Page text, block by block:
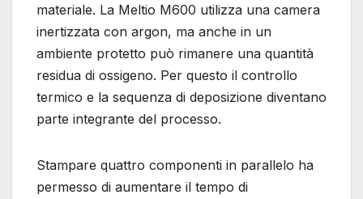
materiale. La Meltio M600 utilizza una camera
inertizzata con argon, ma anche in un
ambiente protetto può rimanere una quantità
residua di ossigeno. Per questo il controllo
termico e la sequenza di deposizione diventano
parte integrante del processo.
Stampare quattro componenti in parallelo ha
permesso di aumentare il tempo di